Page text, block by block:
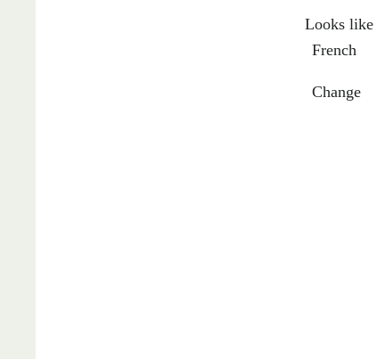
Looks like
French
Change